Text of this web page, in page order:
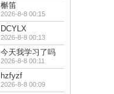
槲笛
2026-8-8 00:15
DCYLX
2026-8-8 00:13
今天我学习了吗
2026-8-8 00:11
hzfyzf
2026-8-8 00:09